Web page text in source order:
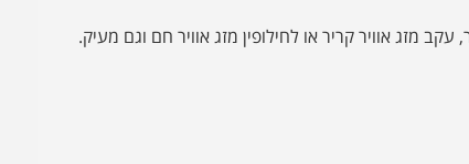
אוויר קריר או לחילופין מזג אוויר חם וגם מעיק.